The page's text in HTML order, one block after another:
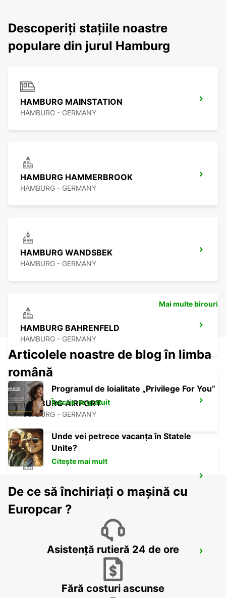
Descoperiți stațiile noastre
populare din jurul Hamburg
HAMBURG MAINSTATION
HAMBURG - GERMANY
HAMBURG HAMMERBROOK
HAMBURG - GERMANY
HAMBURG WANDSBEK
HAMBURG - GERMANY
HAMBURG BAHRENFELD
HAMBURG - GERMANY
HAMBURG AIRPORT
HAMBURG - GERMANY
HAMBURG - GERMANY
NORDERSTEDT
NORDERSTEDT - GERMANY
Mai multe birouri
Articolele noastre de blog în limba
română
Programul de loialitate „Privilege For You”
Înscrie-te gratuit
Unde vei petrece vacanța în Statele
Unite?
Citește mai mult
De ce să închiriați o mașină cu
Europcar ?
Asistență rutieră 24 de ore
Fără costuri ascunse